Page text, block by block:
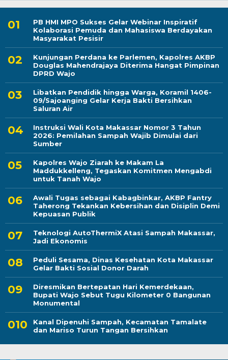
PB HMI MPO Sukses Gelar Webinar Inspiratif
Kolaborasi Pemuda dan Mahasiswa Berdayakan
Masyarakat Pesisir
Kunjungan Perdana ke Parlemen, Kapolres AKBP
Douglas Mahendrajaya Diterima Hangat Pimpinan
DPRD Wajo
Libatkan Pendidik hingga Warga, Koramil 1406-
09/Sajoanging Gelar Kerja Bakti Bersihkan
Saluran Air
Instruksi Wali Kota Makassar Nomor 3 Tahun
2026: Pemilahan Sampah Wajib Dimulai dari
Sumber
Kapolres Wajo Ziarah ke Makam La
Maddukkelleng, Tegaskan Komitmen Mengabdi
untuk Tanah Wajo
Awali Tugas sebagai Kabagbinkar, AKBP Fantry
Taherong Tekankan Kebersihan dan Disiplin Demi
Kepuasan Publik
Teknologi AutoThermiX Atasi Sampah Makassar,
Jadi Ekonomis
Peduli Sesama, Dinas Kesehatan Kota Makassar
Gelar Bakti Sosial Donor Darah
Diresmikan Bertepatan Hari Kemerdekaan,
Bupati Wajo Sebut Tugu Kilometer 0 Bangunan
Monumental
Kanal Dipenuhi Sampah, Kecamatan Tamalate
dan Mariso Turun Tangan Bersihkan